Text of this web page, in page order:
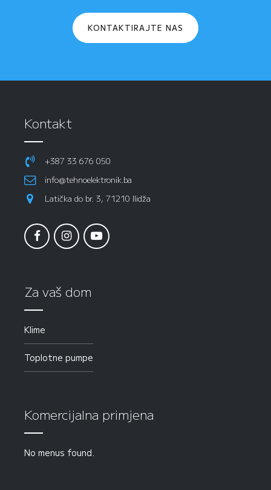
KONTAKTIRAJTE NAS
Kontakt
+387 33 676 050
info@tehnoelektronik.ba
Latička do br. 3, 71210 Ilidža
Za vaš dom
Klime
Toplotne pumpe
Komercijalna primjena
No menus found.